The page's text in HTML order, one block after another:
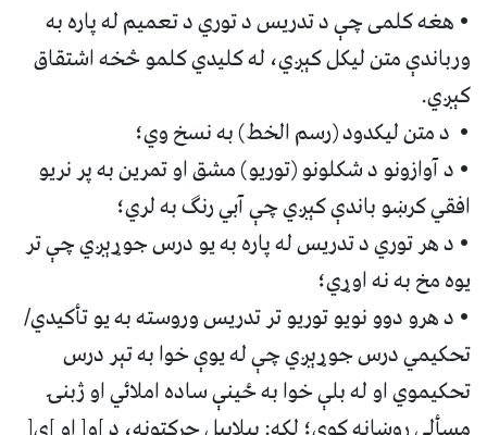
• هغه کلمی چې د تدريس د توري د تعميم له پاره به
ورباندې متن ليکل کېږي، له کليدي کلمو څخه اشتقاق
کېږي.
• د متن ليکدود (رسم الخط) به نسخ وي؛
• د آوازونو د شکلونو (توريو) مشق او تمرين به پر نريو
افقي کرښو باندې کېږي چې آبي رنګ به لري؛
• د هر توري د تدريس له پاره به يو درس جوړېږي چې تر
يوه مخ به نه اوړي؛
• د هرو دوو نويو توريو تر تدريس وروسته به يو تأکيدي/
تحکيمي درس جوړېږي چې له يوې خوا به تېر درس
تحکيموي او له بلې خوا به ځينې ساده املائي او ژبنۍ